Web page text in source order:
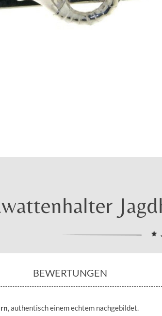
BEWERTUNGEN
, authentisch einem echtem nachgebildet.